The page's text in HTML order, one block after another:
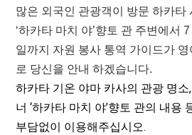
많은 외국인 관광객이 방문 하카타
‘하카타 마치 야’향토 관 주변에서
일까지 자원 봉사 통역 가이드가
로 당신을 안내 하겠습니다.
하카타 기온 야마 카사의 관광 명소
너 ‘하카타 마치 야’향토 관의 내용
부담없이 이용해주십시오.